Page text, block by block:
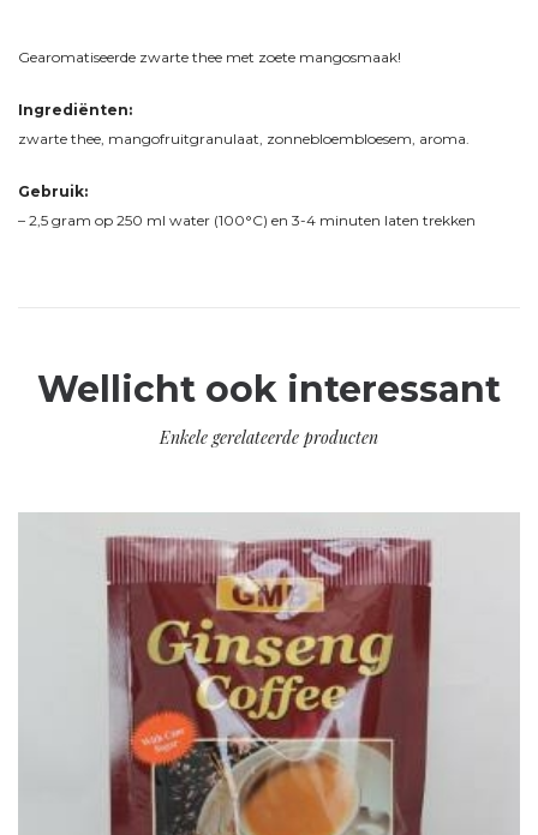
Gearomatiseerde zwarte thee met zoete mangosmaak!
Ingrediënten:
zwarte thee, mangofruitgranulaat, zonnebloembloesem, aroma.
Gebruik:
– 2,5 gram op 250 ml water (100°C) en 3-4 minuten laten trekken
Wellicht ook interessant
Enkele gerelateerde producten